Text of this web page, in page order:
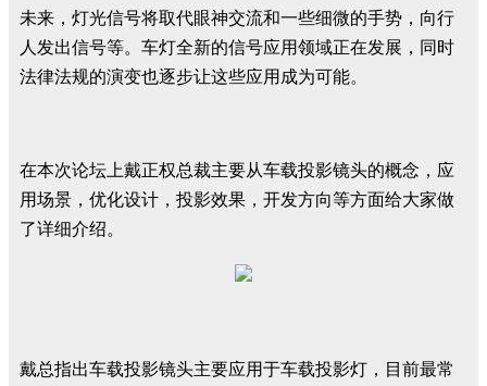
未来，灯光信号将取代眼神交流和一些细微的手势，向行
人发出信号等。车灯全新的信号应用领域正在发展，同时
法律法规的演变也逐步让这些应用成为可能。
在本次论坛上戴正权总裁主要从车载投影镜头的概念，应
用场景，优化设计，投影效果，开发方向等方面给大家做
了详细介绍。
戴总指出车载投影镜头主要应用于车载投影灯，目前最常